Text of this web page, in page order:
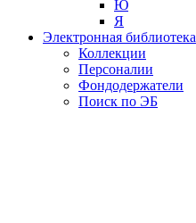
Ю
Я
Электронная библиотека
Коллекции
Персоналии
Фондодержатели
Поиск по ЭБ